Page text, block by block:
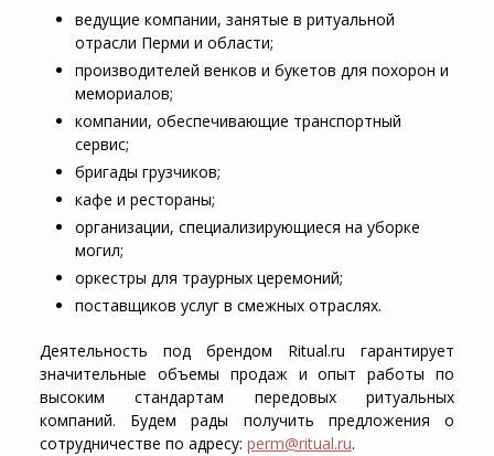
ведущие компании, занятые в ритуальной
отрасли Перми и области;
производителей венков и букетов для похорон и
мемориалов;
компании, обеспечивающие транспортный
сервис;
бригады грузчиков;
кафе и рестораны;
организации, специализирующиеся на уборке
могил;
оркестры для траурных церемоний;
поставщиков услуг в смежных отраслях.
Деятельность под брендом Ritual.ru гарантирует
значительные объемы продаж и опыт работы по
высоким стандартам передовых ритуальных
компаний. Будем рады получить предложения о
сотрудничестве по адресу: perm@ritual.ru.